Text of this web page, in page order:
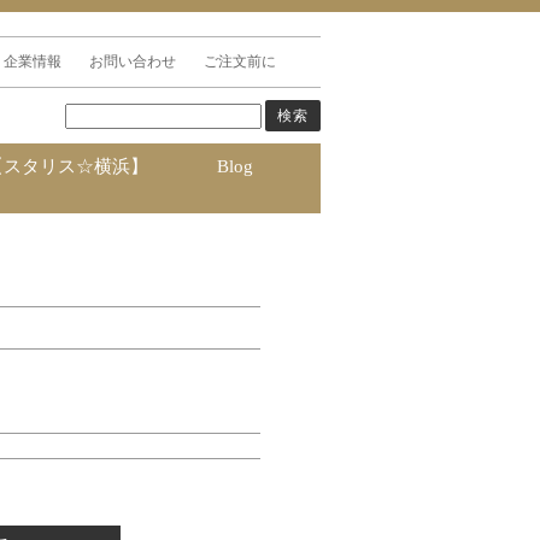
企業情報 お問い合わせ ご注文前に
タリス☆横浜】 Blog